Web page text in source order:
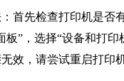
首先检查打印机是否
板”，选择“设备和打
效，请尝试重启打印